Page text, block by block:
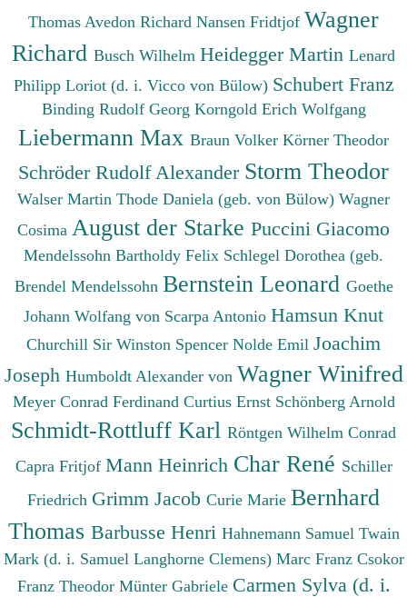
Thomas Avedon Richard Nansen Fridtjof Wagner
Richard Busch Wilhelm Heidegger Martin Lenard
Philipp Loriot (d. i. Vicco von Bülow) Schubert Franz
Binding Rudolf Georg Korngold Erich Wolfgang
Liebermann Max Braun Volker Körner Theodor
Schröder Rudolf Alexander Storm Theodor
Walser Martin Thode Daniela (geb. von Bülow) Wagner
Cosima August der Starke Puccini Giacomo
Mendelssohn Bartholdy Felix Schlegel Dorothea (geb.
Brendel Mendelssohn Bernstein Leonard Goethe
Johann Wolfang von Scarpa Antonio Hamsun Knut
Churchill Sir Winston Spencer Nolde Emil Joachim
Joseph Humboldt Alexander von Wagner Winifred
Meyer Conrad Ferdinand Curtius Ernst Schönberg Arnold
Schmidt-Rottluff Karl Röntgen Wilhelm Conrad
Capra Fritjof Mann Heinrich Char René Schiller
Friedrich Grimm Jacob Curie Marie Bernhard
Thomas Barbusse Henri Hahnemann Samuel Twain
Mark (d. i. Samuel Langhorne Clemens) Marc Franz Csokor
Franz Theodor Münter Gabriele Carmen Sylva (d. i.